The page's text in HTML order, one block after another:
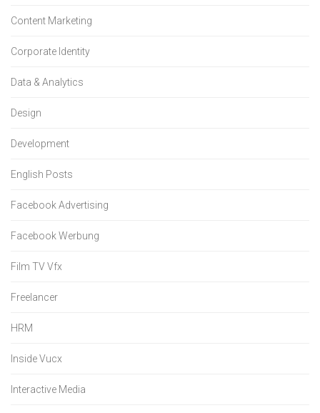
Content Marketing
Corporate Identity
Data & Analytics
Design
Development
English Posts
Facebook Advertising
Facebook Werbung
Film TV Vfx
Freelancer
HRM
Inside Vucx
Interactive Media